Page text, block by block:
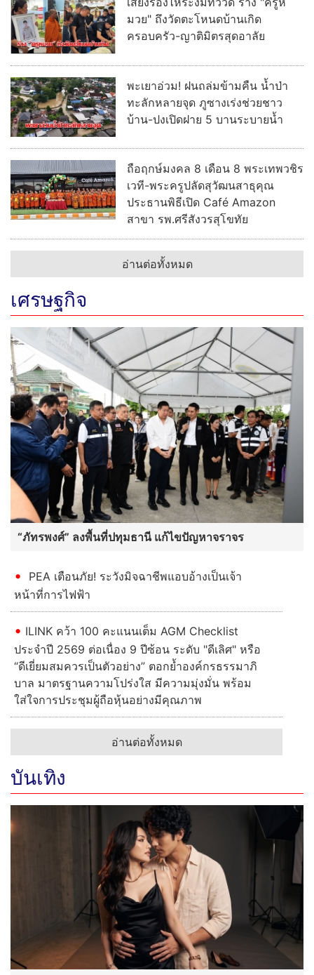
มวย" ถึงวัดตะโหนดบ้านเกิด
ครอบครัว-ญาติมิตรสุดอาลัย
พะเยาอ่วม! ฝนถล่มข้ามคืน น้ำป่า
ทะลักหลายจุด ภูซางเร่งช่วยชาว
บ้าน-ปงเปิดฝาย 5 บานระบายน้ำ
ถือฤกษ์มงคล 8 เดือน 8 พระเทพวชิร
เวที-พระครูปลัดสุวัฒนสาธุคุณ
ประธานพิธีเปิด Café Amazon
สาขา รพ.ศรีสังวรสุโขทัย
อ่านต่อทั้งหมด
เศรษฐกิจ
“ภัทรพงศ์” ลงพื้นที่ปทุมธานี แก้ไขปัญหาจราจร
PEA เตือนภัย! ระวังมิจฉาชีพแอบอ้างเป็นเจ้า
หน้าที่การไฟฟ้า
ILINK คว้า 100 คะแนนเต็ม AGM Checklist
ประจำปี 2569 ต่อเนื่อง 9 ปีซ้อน ระดับ "ดีเลิศ" หรือ
“ดีเยี่ยมสมควรเป็นตัวอย่าง” ตอกย้ำองค์กรธรรมาภิ
บาล มาตรฐานความโปร่งใส มีความมุ่งมั่น พร้อม
ใส่ใจการประชุมผู้ถือหุ้นอย่างมีคุณภาพ
อ่านต่อทั้งหมด
บันเทิง